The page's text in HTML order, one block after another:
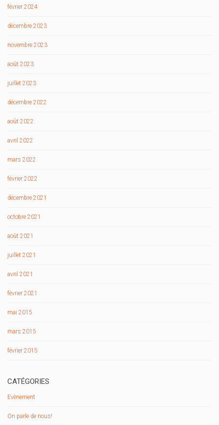
février 2024
décembre 2023
novembre 2023
août 2023
juillet 2023
décembre 2022
août 2022
avril 2022
mars 2022
février 2022
décembre 2021
octobre 2021
août 2021
juillet 2021
avril 2021
février 2021
mai 2015
mars 2015
février 2015
CATÉGORIES
Evènement
On parle de nous!